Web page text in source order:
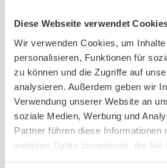
Diese Webseite verwendet
Wir verwenden Cookies, um
personalisieren, Funktionen für
zu können und die Zugriffe auf
analysieren. Außerdem geben wir
Verwendung unserer Website an
soziale Medien, Werbung und
Partner führen diese Informationen
weiteren Daten zusammen, die Sie
das Sprunggelenk
präventiv und senkt
das Risiko einer
erneuten Verletzung
nach der Genesung.
Zu Seeger24